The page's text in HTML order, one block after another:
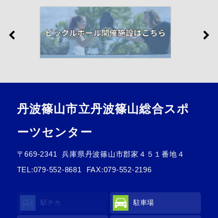
丹波篠山市立丹波篠山総合スポ
ーツセンター
〒669-2341
兵庫県丹波篠山市郡家４５１番地４
TEL:079-552-8681 FAX:079-552-2196
駅チカ 駐車場